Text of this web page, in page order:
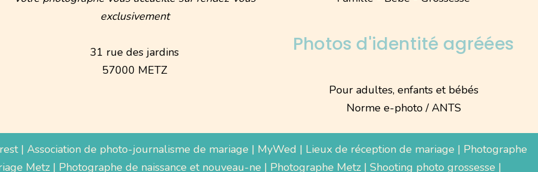
exclusivement
31 rue des jardins
57000 METZ
Photos d'identité agréées
Pour adultes, enfants et bébés
Norme e-photo / ANTS
| Association de photo-journalisme de mariage | MyWed | Lieux de réception de mariage | Photographe
Metz | Photographe de naissance et nouveau-ne | Photographe Metz | Shooting photo grossesse |